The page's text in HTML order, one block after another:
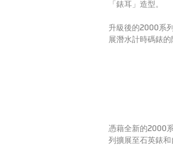
「錶耳」造型。
升級後的2000系
展潛水計時碼錶
憑藉全新的2000
列擴展至石英錶和